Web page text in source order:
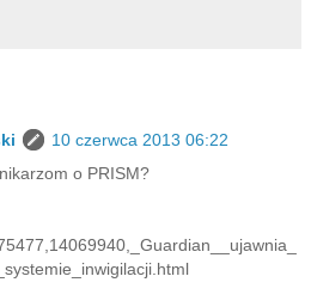
10 czerwca 2013 06:22
o PRISM?